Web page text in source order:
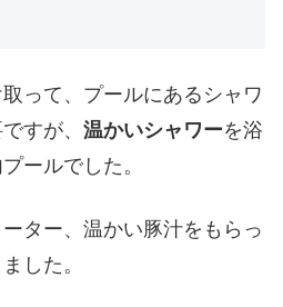
って、プールにあるシャワ
すが、 温かいシャワーを浴
ールでした。
ター、温かい豚汁をもらっ
した。